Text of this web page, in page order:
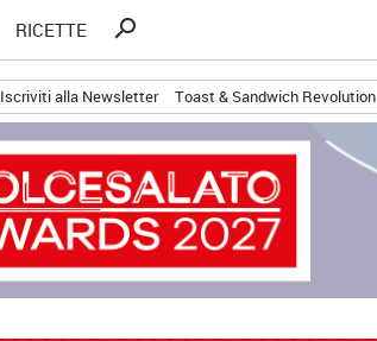
RICETTE
Ricerca
search
Iscriviti alla Newsletter Toast & Sandwich Revolution